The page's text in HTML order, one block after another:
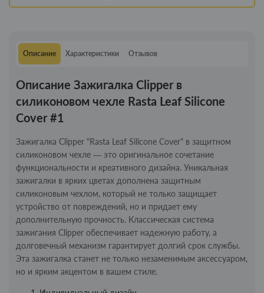
Описание Характеристики Отзывов
Описание Зажигалка Clipper в
силиконовом чехле Rasta Leaf Silicone
Cover #1
Зажигалка Clipper "Rasta Leaf Silicone Cover" в защитном
силиконовом чехле — это оригинальное сочетание
функциональности и креативного дизайна. Уникальная
зажигалки в ярких цветах дополнена защитным
силиконовым чехлом, который не только защищает
устройство от повреждений, но и придает ему
дополнительную прочность. Классическая система
зажигания Clipper обеспечивает надежную работу, а
долговечный механизм гарантирует долгий срок службы.
Эта зажигалка станет не только незаменимым аксессуаром,
но и ярким акцентом в вашем стиле.